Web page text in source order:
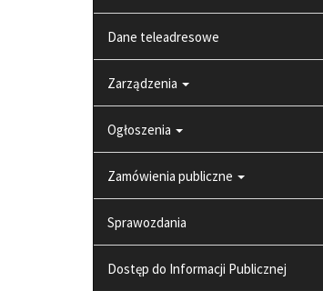
Dane teleadresowe
Zarządzenia
Ogłoszenia
Zamówienia publiczne
Sprawozdania
Dostęp do Informacji Publicznej